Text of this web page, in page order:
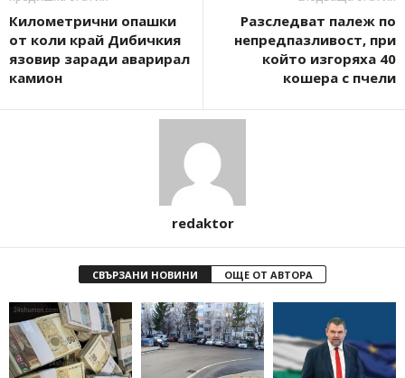
Километрични опашки
от коли край Дибичкия
язовир заради аварирал
камион
Разследват палеж по
непредпазливост, при
който изгоряха 40
кошера с пчели
redaktor
СВЪРЗАНИ НОВИНИ ОЩЕ ОТ АВТОРА